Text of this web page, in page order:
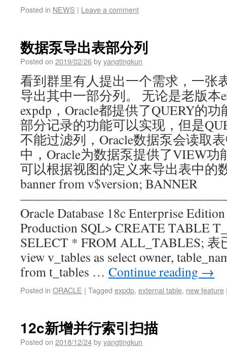
Posted in NEWS | Leave a comment
数据泵导出表部分列
Posted on 2019/02/26byyangtingkun
看到群里有人提出一个需求，一张
导出其中一部分列。 无论是老版本
expdp，Oracle都提供了QUERY的
部分记录的功能可以实现，但是
不能过滤列，Oracle数据泵会读取
中，Oracle为数据泵提供了VIEW
可以根据视图的定义来导出表中的
banner from v$version; BANNER
Oracle Database 18c Enterprise
Production SQL> CREATE TABLE
SELECT * FROM ALL_TABLES; 表
view v_tables as select owner,
from t_tables … Continue reading →
Posted in ORACLE | Tagged expdp, external table, new feature
12c新增并行索引扫描
Posted on 2018/12/24byyangtingkun